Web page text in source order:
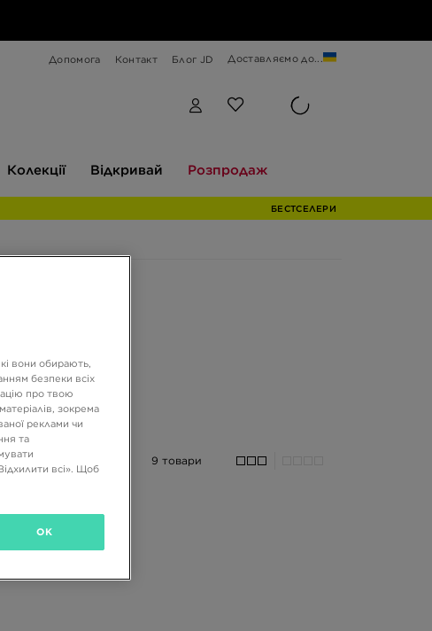
Допомога Контакт Блог JD Доставляємо до...
Колекції Відкривай Розпродаж
БЕСТСЕЛЕРИ
9 товари
вони обирають,
безпеки всіх
про твою
зокрема
реклами чи
та
всі». Щоб
OK